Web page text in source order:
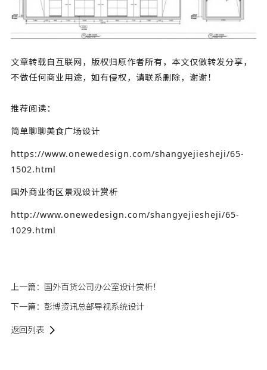
文章转载自互联网，版权归原作者所有，本文仅做转发分享，
不做任何商业用途，如有侵权，请联系删除，谢谢！
推荐阅读：
简单聊聊美食广场设计
https://www.onewedesign.com/shangyejiesheji/65-
1502.html
国外商业街区景观设计赏析
http://www.onewedesign.com/shangyejiesheji/65-
1029.html
上一篇： 国外百货公司办公室设计赏析！
下一篇： 彭博资讯总部导视系统设计
返回列表